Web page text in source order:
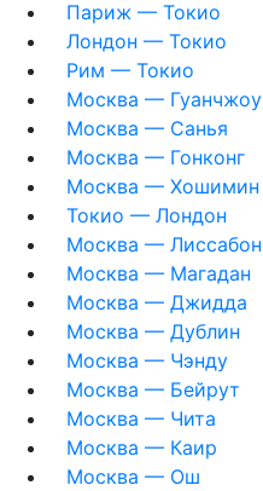
Париж — Токио
Лондон — Токио
Рим — Токио
Москва — Гуанчжоу
Москва — Санья
Москва — Гонконг
Москва — Хошимин
Токио — Лондон
Москва — Лиссабон
Москва — Магадан
Москва — Джидда
Москва — Дублин
Москва — Чэнду
Москва — Бейрут
Москва — Чита
Москва — Каир
Москва — Ош